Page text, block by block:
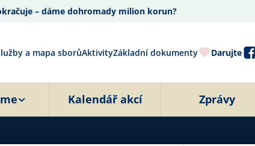
– dáme dohromady milion korun?
a mapa sborůAktivityZákladní dokumenty Darujte
Kalendář akcí Zprávy